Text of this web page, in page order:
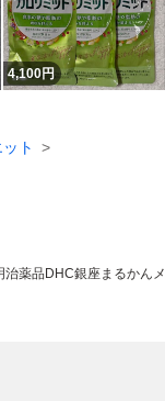
4,100円
ト
治薬品DHC銀座まるかん